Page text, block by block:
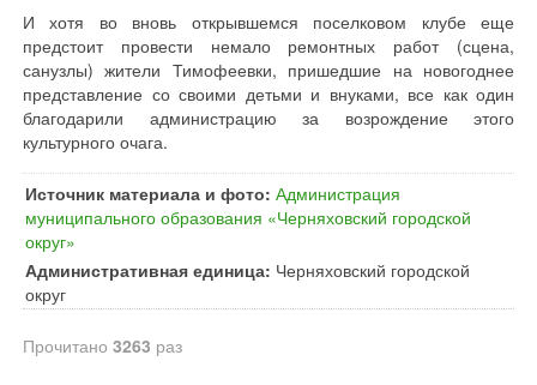
И хотя во вновь открывшемся поселковом клубе еще
предстоит провести немало ремонтных работ (сцена,
санузлы) жители Тимофеевки, пришедшие на новогоднее
представление со своими детьми и внуками, все как один
благодарили администрацию за возрождение этого
культурного очага.
Источник материала и фото: Администрация
муниципального образования «Черняховский городской
округ»
Административная единица: Черняховский городской
округ
Прочитано 3263 раз